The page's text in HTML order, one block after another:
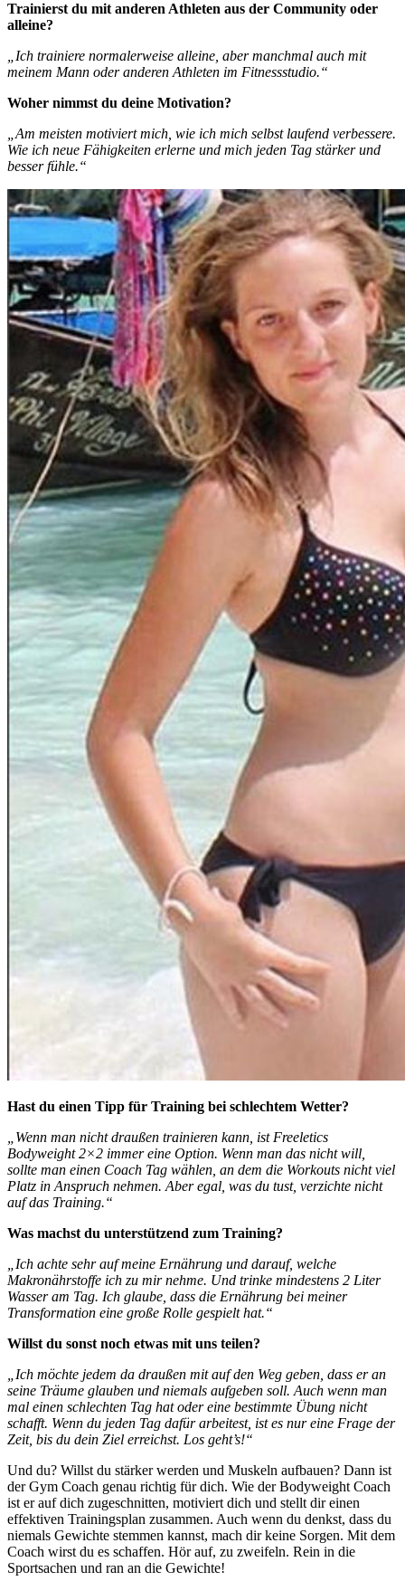
Trainierst du mit anderen Athleten aus der Community oder
alleine?
„Ich trainiere normalerweise alleine, aber manchmal auch mit
meinem Mann oder anderen Athleten im Fitnessstudio.“
Woher nimmst du deine Motivation?
„Am meisten motiviert mich, wie ich mich selbst laufend verbessere.
Wie ich neue Fähigkeiten erlerne und mich jeden Tag stärker und
besser fühle.“
Hast du einen Tipp für Training bei schlechtem Wetter?
„Wenn man nicht draußen trainieren kann, ist Freeletics
Bodyweight 2×2 immer eine Option. Wenn man das nicht will,
sollte man einen Coach Tag wählen, an dem die Workouts nicht viel
Platz in Anspruch nehmen. Aber egal, was du tust, verzichte nicht
auf das Training.“
Was machst du unterstützend zum Training?
„Ich achte sehr auf meine Ernährung und darauf, welche
Makronährstoffe ich zu mir nehme. Und trinke mindestens 2 Liter
Wasser am Tag. Ich glaube, dass die Ernährung bei meiner
Transformation eine große Rolle gespielt hat.“
Willst du sonst noch etwas mit uns teilen?
„Ich möchte jedem da draußen mit auf den Weg geben, dass er an
seine Träume glauben und niemals aufgeben soll. Auch wenn man
mal einen schlechten Tag hat oder eine bestimmte Übung nicht
schafft. Wenn du jeden Tag dafür arbeitest, ist es nur eine Frage der
Zeit, bis du dein Ziel erreichst. Los geht’s!“
Und du? Willst du stärker werden und Muskeln aufbauen? Dann ist
der Gym Coach genau richtig für dich. Wie der Bodyweight Coach
ist er auf dich zugeschnitten, motiviert dich und stellt dir einen
effektiven Trainingsplan zusammen. Auch wenn du denkst, dass du
niemals Gewichte stemmen kannst, mach dir keine Sorgen. Mit dem
Coach wirst du es schaffen. Hör auf, zu zweifeln. Rein in die
Sportsachen und ran an die Gewichte!